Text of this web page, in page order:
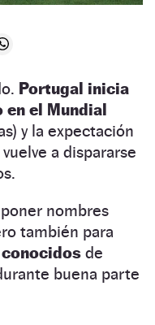
Portugal inicia
en el Mundial
y la expectación
a dispararse
nombres
también para
de
buena parte